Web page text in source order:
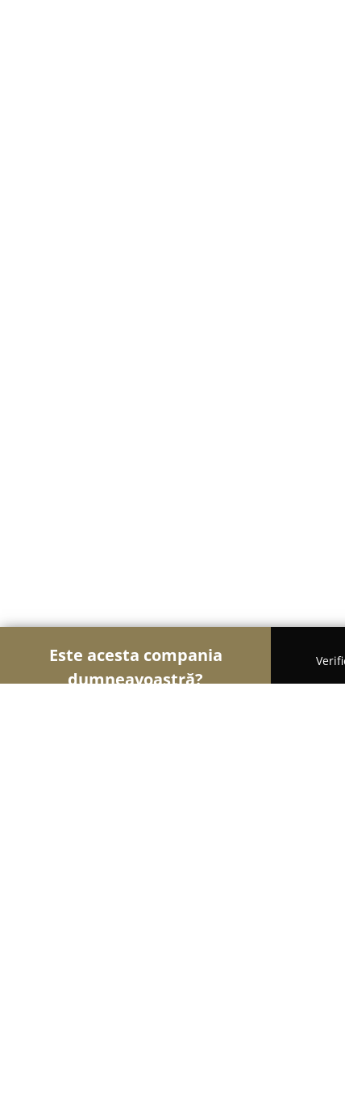
Este acesta compania
dumneavoastră?